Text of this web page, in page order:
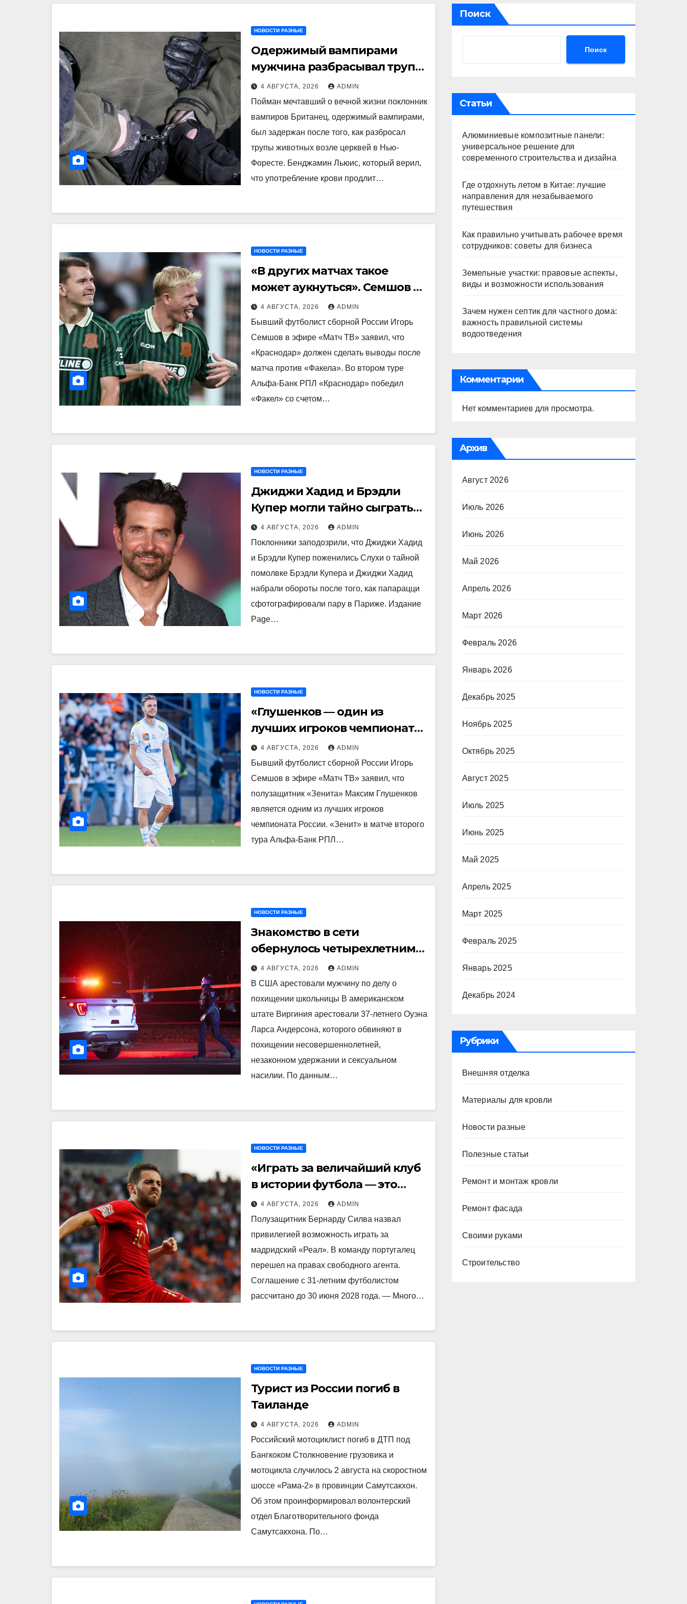
НОВОСТИ РАЗНЫЕ
Одержимый вампирами
мужчина разбрасывал трупы
животных возле церквей
4 АВГУСТА, 2026 ADMIN
Пойман мечтавший о вечной жизни поклонник
вампиров Британец, одержимый вампирами,
был задержан после того, как разбросал
трупы животных возле церквей в Нью-
Форесте. Бенджамин Льюис, который верил,
что употребление крови продлит…
НОВОСТИ РАЗНЫЕ
«В других матчах такое
может аукнуться». Семшов —
о победе «Краснодара» над
«Факелом»
4 АВГУСТА, 2026 ADMIN
Бывший футболист сборной России Игорь
Семшов в эфире «Матч ТВ» заявил, что
«Краснодар» должен сделать выводы после
матча против «Факела». Во втором туре
Альфа‑Банк РПЛ «Краснодар» победил
«Факел» со счетом…
НОВОСТИ РАЗНЫЕ
Джиджи Хадид и Брэдли
Купер могли тайно сыграть
свадьбу
4 АВГУСТА, 2026 ADMIN
Поклонники заподозрили, что Джиджи Хадид
и Брэдли Купер поженились Слухи о тайной
помолвке Брэдли Купера и Джиджи Хадид
набрали обороты после того, как папарацци
сфотографировали пару в Париже. Издание
Page…
НОВОСТИ РАЗНЫЕ
«Глушенков — один из
лучших игроков чемпионата
прямо сейчас» — Семшов
4 АВГУСТА, 2026 ADMIN
Бывший футболист сборной России Игорь
Семшов в эфире «Матч ТВ» заявил, что
полузащитник «Зенита» Максим Глушенков
является одним из лучших игроков
чемпионата России. «Зенит» в матче второго
тура Альфа‑Банк РПЛ…
НОВОСТИ РАЗНЫЕ
Знакомство в сети
обернулось четырехлетним
сексуальным пленом
4 АВГУСТА, 2026 ADMIN
В США арестовали мужчину по делу о
похищении школьницы В американском
штате Виргиния арестовали 37-летнего Оуэна
Ларса Андерсона, которого обвиняют в
похищении несовершеннолетней,
незаконном удержании и сексуальном
насилии. По данным…
НОВОСТИ РАЗНЫЕ
«Играть за величайший клуб
в истории футбола — это
привилегия». Бернарду
Силва — о переходе в «Реал»
4 АВГУСТА, 2026 ADMIN
Полузащитник Бернарду Силва назвал
привилегией возможность играть за
мадридский «Реал». В команду португалец
перешел на правах свободного агента.
Соглашение с 31‑летним футболистом
рассчитано до 30 июня 2028 года. — Много…
НОВОСТИ РАЗНЫЕ
Турист из России погиб в
Таиланде
4 АВГУСТА, 2026 ADMIN
Российский мотоциклист погиб в ДТП под
Бангкоком Столкновение грузовика и
мотоцикла случилось 2 августа на скоростном
шоссе «Рама-2» в провинции Самутсакхон.
Об этом проинформировал волонтерский
отдел Благотворительного фонда
Самутсакхона. По…
Поиск
Поиск
Статьи
Алюминиевые композитные панели:
универсальное решение для
современного строительства и дизайна
Где отдохнуть летом в Китае: лучшие
направления для незабываемого
путешествия
Как правильно учитывать рабочее время
сотрудников: советы для бизнеса
Земельные участки: правовые аспекты,
виды и возможности использования
Зачем нужен септик для частного дома:
важность правильной системы
водоотведения
Комментарии
Нет комментариев для просмотра.
Архив
Август 2026
Июль 2026
Июнь 2026
Май 2026
Апрель 2026
Март 2026
Февраль 2026
Январь 2026
Декабрь 2025
Ноябрь 2025
Октябрь 2025
Август 2025
Июль 2025
Июнь 2025
Май 2025
Апрель 2025
Март 2025
Февраль 2025
Январь 2025
Декабрь 2024
Рубрики
Внешняя отделка
Материалы для кровли
Новости разные
Полезные статьи
Ремонт и монтаж кровли
Ремонт фасада
Своими руками
Строительство